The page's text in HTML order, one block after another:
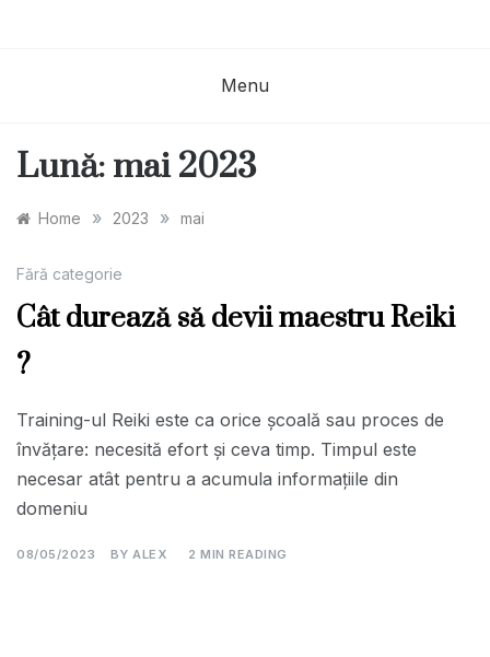
Menu
Lună: mai 2023
Home » 2023 » mai
Fără categorie
Cât durează să devii maestru Reiki
?
Training-ul Reiki este ca orice școală sau proces de
învățare: necesită efort și ceva timp. Timpul este
necesar atât pentru a acumula informațiile din
domeniu
08/05/2023 BY ALEX 2 MIN READING